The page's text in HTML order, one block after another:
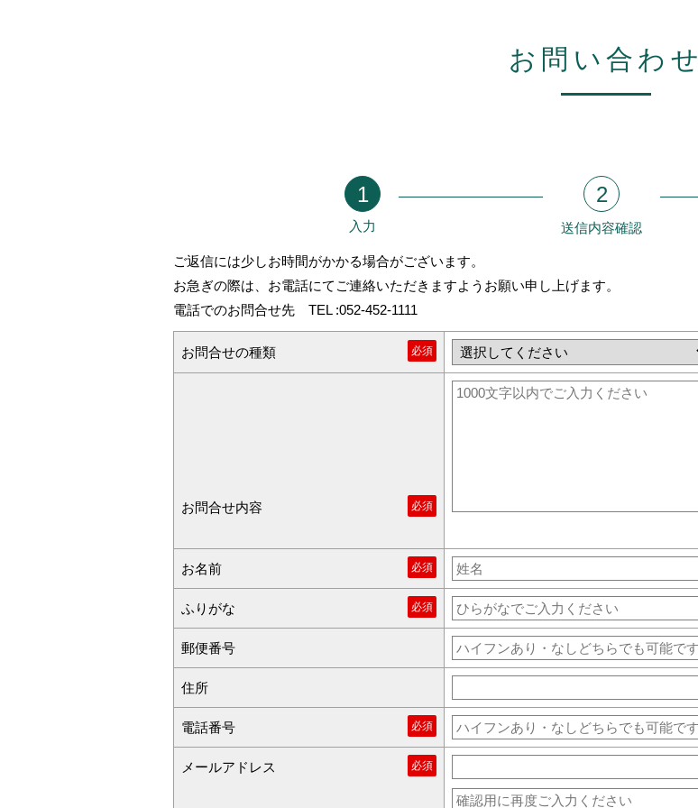
お問い合わせ
1
入力
2
送信内容確認
ご返信には少しお時間がかかる場合がございます。
お急ぎの際は、お電話にてご連絡いただきますようお願い申し上げます。
電話でのお問合せ先 TEL :052-452-1111
お問合せの種類
お問合せ内容
お名前
ふりがな
郵便番号
住所
電話番号
メールアドレス